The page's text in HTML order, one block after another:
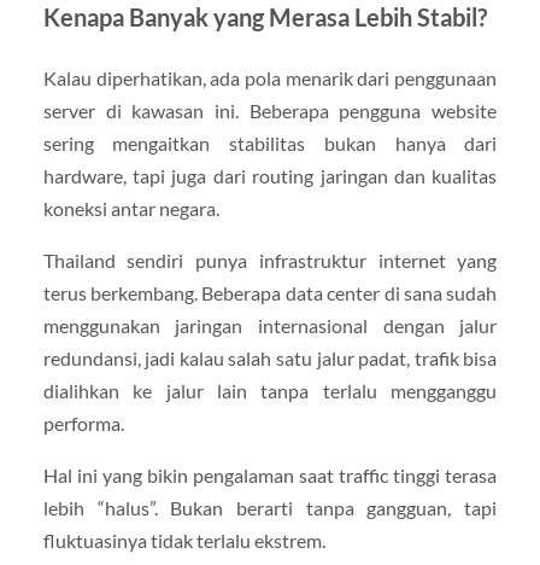
Kenapa Banyak yang Merasa Lebih Stabil?
Kalau diperhatikan, ada pola menarik dari penggunaan
server di kawasan ini. Beberapa pengguna website
sering mengaitkan stabilitas bukan hanya dari
hardware, tapi juga dari routing jaringan dan kualitas
koneksi antar negara.
Thailand sendiri punya infrastruktur internet yang
terus berkembang. Beberapa data center di sana sudah
menggunakan jaringan internasional dengan jalur
redundansi, jadi kalau salah satu jalur padat, trafik bisa
dialihkan ke jalur lain tanpa terlalu mengganggu
performa.
Hal ini yang bikin pengalaman saat traffic tinggi terasa
lebih “halus”. Bukan berarti tanpa gangguan, tapi
fluktuasinya tidak terlalu ekstrem.